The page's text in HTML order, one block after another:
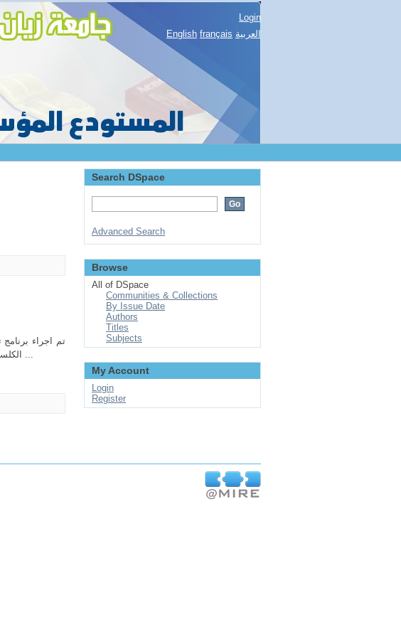
Login
English français العربية
الكلسية، وضعنا نفس معيار السيولة لكافة الخرسانات المنجزة وهذا من أجل دراسة عقلانية، أولا علينا دراسة وتقييم ...
Search DSpace
Advanced Search
Browse
All of DSpace
Communities & Collections
By Issue Date
Authors
Titles
Subjects
My Account
Login
Register